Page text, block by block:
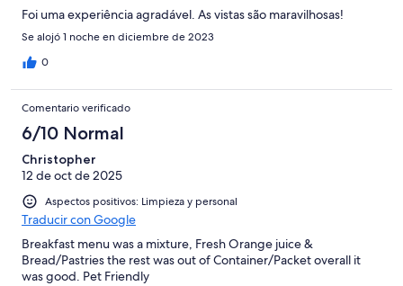
Foi uma experiência agradável. As vistas são maravilhosas!
Se alojó 1 noche en diciembre de 2023
0
Comentario verificado
6/10 Normal
Christopher
12 de oct de 2025
Aspectos positivos: Limpieza y personal
Traducir con Google
Breakfast menu was a mixture, Fresh Orange juice &
Bread/Pastries the rest was out of Container/Packet overall it
was good. Pet Friendly